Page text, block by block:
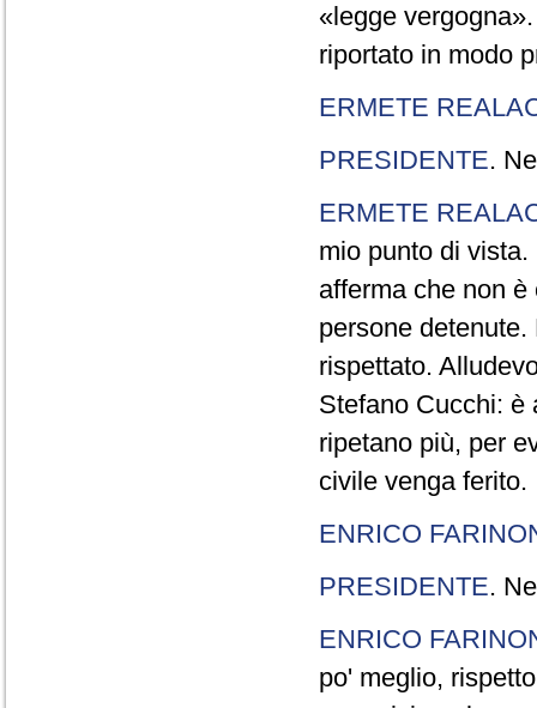
«legge
riportato in modo
ERMETE
PRESIDENTE.
ERMETE
mio punto di
afferma che non
persone
rispettato.
Stefano Cucchi: è
ripetano più, per
civile venga ferito.
ENRICO
PRESIDENTE.
ENRICO
po' meglio,